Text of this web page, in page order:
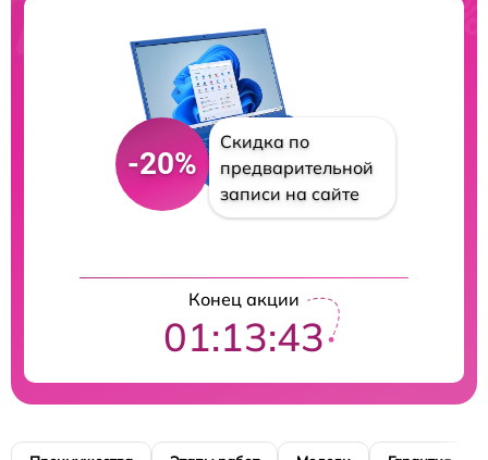
-20%
Скидка по
предварительной
записи на сайте
Конец акции
01:13:42